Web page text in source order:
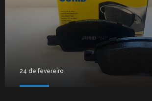
24 de fevereiro